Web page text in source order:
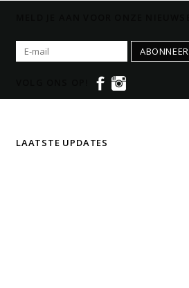
ABONNEER
LAATSTE UPDATES